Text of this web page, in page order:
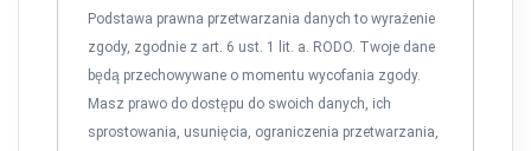
Podstawa prawna przetwarzania danych to wyrażenie
zgody, zgodnie z art. 6 ust. 1 lit. a. RODO. Twoje dane
będą przechowywane o momentu wycofania zgody.
Masz prawo do dostępu do swoich danych, ich
sprostowania, usunięcia, ograniczenia przetwarzania,